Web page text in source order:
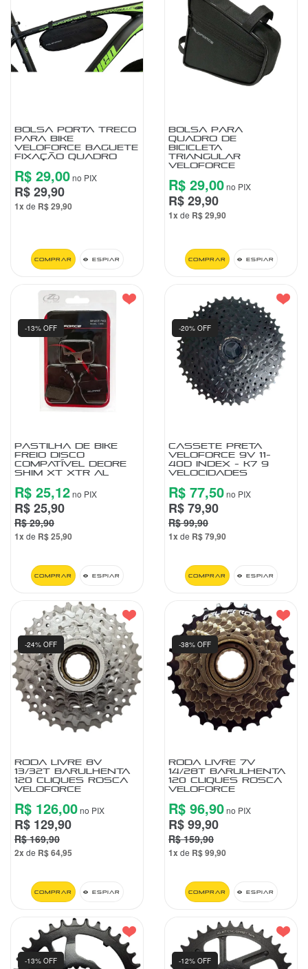
BOLSA PORTA TRECO
PARA BIKE
VELOFORCE BAGUETE
FIXAÇÃO QUADRO
R$ 29,00no PIX
R$ 29,90
1x de R$ 29,90
Comprar Espiar
BOLSA PARA
QUADRO DE
BICICLETA
TRIANGULAR
VELOFORCE
R$ 29,00no PIX
R$ 29,90
1x de R$ 29,90
Comprar Espiar
PASTILHA DE BIKE
FREIO DISCO
COMPATÍVEL DEORE
SHIM XT XTR AL
-13% OFF
R$ 25,12no PIX
R$ 25,90
R$ 29,90
1x de R$ 25,90
Comprar Espiar
CASSETE PRETA
VELOFORCE 9V 11-
40D INDEX - K7 9
VELOCIDADES
-20% OFF
R$ 77,50no PIX
R$ 79,90
R$ 99,90
1x de R$ 79,90
Comprar Espiar
RODA LIVRE 8V
13/32T BARULHENTA
120 CLIQUES ROSCA
VELOFORCE
-24% OFF
R$ 126,00no PIX
R$ 129,90
R$ 169,90
2x de R$ 64,95
Comprar Espiar
RODA LIVRE 7V
14/28T BARULHENTA
120 CLIQUES ROSCA
VELOFORCE
-38% OFF
R$ 96,90no PIX
R$ 99,90
R$ 159,90
1x de R$ 99,90
Comprar Espiar
-13% OFF -12% OFF